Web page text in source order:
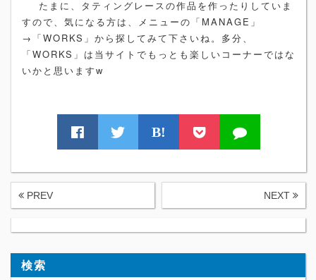
たまに、タティングレースの作品を作ったりしていま
すので、気になる方は、メニューの「MANAGE」
→「WORKS」から探してみて下さいね。多分、
「WORKS」は当サイトでもっとも楽しいコーナーではな
いかと思いますw
B!
PREV NEXT
検索